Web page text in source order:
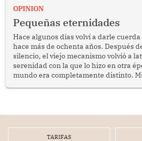
bimestrales el subsidio que reciben los
reflexionar sobre la importancia de
públicas dirigidas a los adultos
OPINION
Pequeñas eternidades
Hace algunos días volví a darle
hace más de ochenta años. Después
silencio, el viejo mecanismo volvió a
serenidad con la que lo hizo en otra
mundo era completamente distinto.
TARIFAS